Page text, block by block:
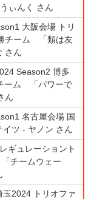
ぃんく さん
大阪会場 トリ
チーム 「類は友
さん
Season2 博多
ーム 「パワーで
ん
名古屋会場 国
ツ - ヤノン さん
ギュレーショント
チームウェー
玉2024 トリオファ